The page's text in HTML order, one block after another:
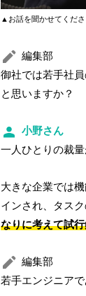
▲お話を聞かせてくださ
編集部
御社では若手社
と思いますか？
小野さん
一人ひとりの裁
大きな企業では
インされ、タス
なりに考えて試
編集部
若手エンジニア